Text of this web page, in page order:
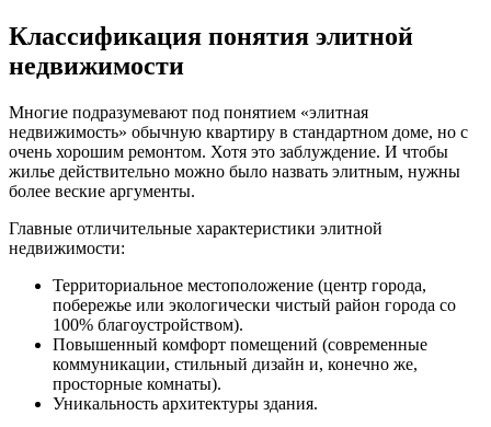
Классификация понятия элитной
недвижимости
Многие подразумевают под понятием «элитная
недвижимость» обычную квартиру в стандартном доме, но с
очень хорошим ремонтом. Хотя это заблуждение. И чтобы
жилье действительно можно было назвать элитным, нужны
более веские аргументы.
Главные отличительные характеристики элитной
недвижимости:
Территориальное местоположение (центр города,
побережье или экологически чистый район города со
100% благоустройством).
Повышенный комфорт помещений (современные
коммуникации, стильный дизайн и, конечно же,
просторные комнаты).
Уникальность архитектуры здания.